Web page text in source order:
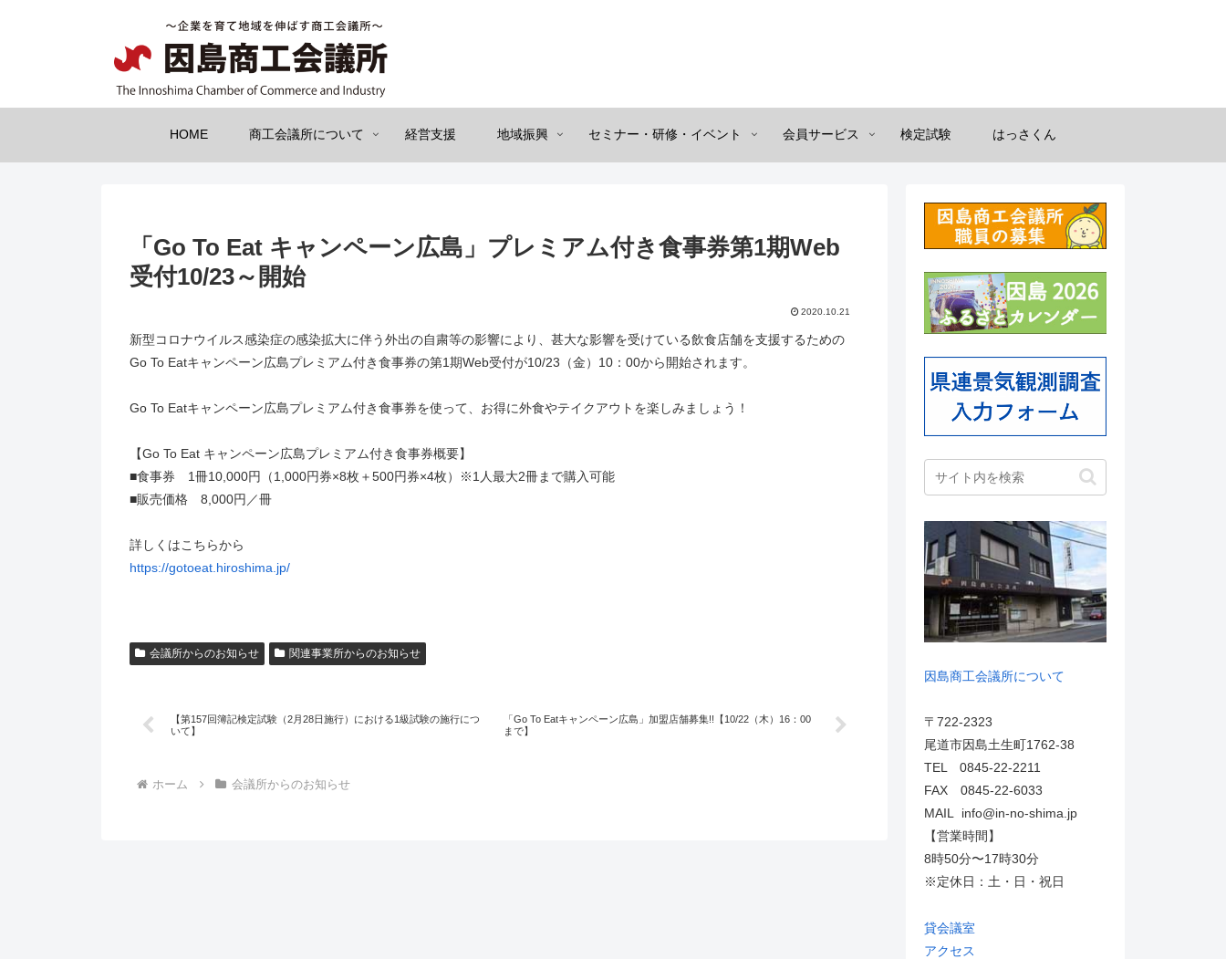
HOME 商工会議所について 経営支援 地域振興 セミナー・研修・イベント 会員サービス 検定試験 はっさくん
「Go To Eat キャンペーン広島」プレミアム付き食事券第1期Web
受付10/23～開始
2020.10.21
新型コロナウイルス感染症の感染拡大に伴う外出の自粛等の影響により、甚大な影響を受けている飲食店舗を支援するための
Go To Eatキャンペーン広島プレミアム付き食事券の第1期Web受付が10/23（金）10：00から開始されます。
Go To Eatキャンペーン広島プレミアム付き食事券を使って、お得に外食やテイクアウトを楽しみましょう！
【Go To Eat キャンペーン広島プレミアム付き食事券概要】
■食事券 1冊10,000円（1,000円券×8枚＋500円券×4枚）※1人最大2冊まで購入可能
■販売価格 8,000円／冊
詳しくはこちらから
https://gotoeat.hiroshima.jp/
会議所からのお知らせ 関連事業所からのお知らせ
【第157回簿記検定試験（2月28日施行）における1級試験の施行につ
いて】
「Go To Eatキャンペーン広島」加盟店舗募集!!【10/22（木）16：00
まで】
ホーム 会議所からのお知らせ
因島商工会議所について
〒722-2323
尾道市因島土生町1762-38
TEL 0845-22-2211
FAX 0845-22-6033
MAIL info@in-no-shima.jp
【営業時間】
8時50分〜17時30分
※定休日：土・日・祝日
貸会議室
アクセス